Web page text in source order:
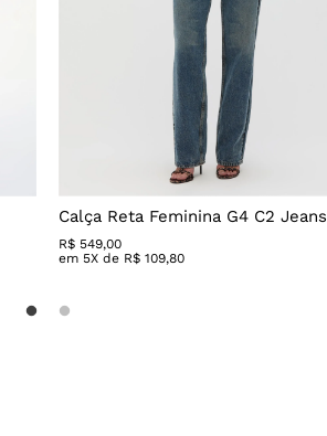
Calça Reta Feminina G4 C2 Jeans
R$ 549,00
em 5X de R$ 109,80